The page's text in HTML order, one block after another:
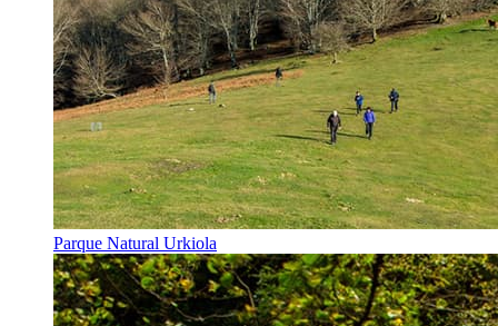
Parque Natural Urkiola